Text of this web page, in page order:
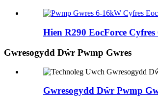
Hien R290 EocForce Cyfres
Gwresogydd Dŵr Pwmp Gwres
Gwresogydd Dŵr Pwmp